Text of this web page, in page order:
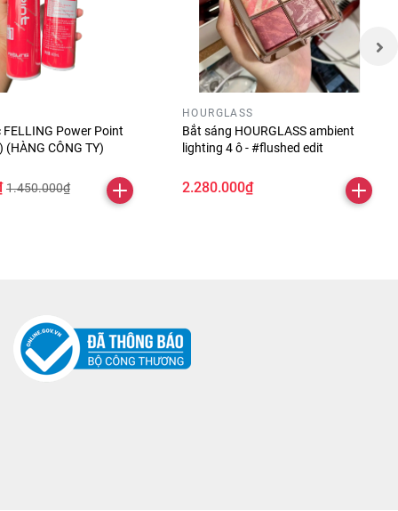
FELLING Power Point
CÔNG TY)
1.450.000₫
HOURGLASS
Bắt sáng HOURGLASS ambient
lighting 4 ô - #flushed edit
2.280.000₫